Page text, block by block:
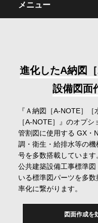
導入事例
イベント・セ
会社情報
採用情報
メニュー
進化したA納図
設備図面
『Ａ納図［A-NOTE］
［A-NOTE］』のオプシ
管割図に使用する GX・
調・衛生・給排水等の
号を多数搭載しています
公共建築設備工事標準
いる標準図パーツを多
率化に繋がります。
図面作成を